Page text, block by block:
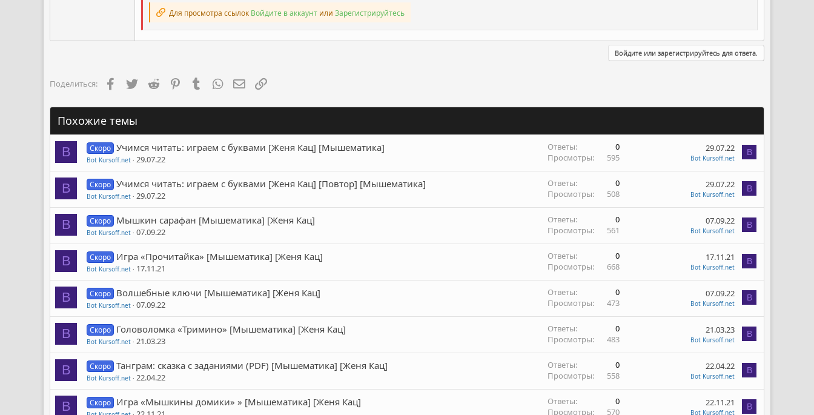
Для просмотра ссылок Войдите в аккаунт или Зарегистрируйтесь
Войдите или зарегистрируйтесь для ответа.
Поделиться: FacebookTwitter Reddit PinterestTumblr WhatsAppЭлектронная почта
Похожие темы
B Скоро Учимся читать: играем с буквами [Женя Кац] [Мышематика]
Bot Kursoff.net 29.07.22
Ответы
0
Просмотры
595
29.07.22
Bot Kursoff.net
B
B Скоро Учимся читать: играем с буквами [Женя Кац] [Повтор] [Мышематика]
Bot Kursoff.net 29.07.22
Ответы
0
Просмотры
508
29.07.22
Bot Kursoff.net
B
B Скоро Мышкин сарафан [Мышематика] [Женя Кац]
Bot Kursoff.net 07.09.22
Ответы
0
Просмотры
561
07.09.22
Bot Kursoff.net
B
B Скоро Игра «Прочитайка» [Мышематика] [Женя Кац]
Bot Kursoff.net 17.11.21
Ответы
0
Просмотры
668
17.11.21
Bot Kursoff.net
B
B Скоро Волшебные ключи [Мышематика] [Женя Кац]
Bot Kursoff.net 07.09.22
Ответы
0
Просмотры
473
07.09.22
Bot Kursoff.net
B
B Скоро Головоломка «Тримино» [Мышематика] [Женя Кац]
Bot Kursoff.net 21.03.23
Ответы
0
Просмотры
483
21.03.23
Bot Kursoff.net
B
B Скоро Танграм: сказка с заданиями (PDF) [Мышематика] [Женя Кац]
Bot Kursoff.net 22.04.22
Ответы
0
Просмотры
558
22.04.22
Bot Kursoff.net
B
B Скоро Игра «Мышкины домики» » [Мышематика] [Женя Кац] Ответы
0
Просмотры
570
22.11.21
Bot Kursoff.net
B